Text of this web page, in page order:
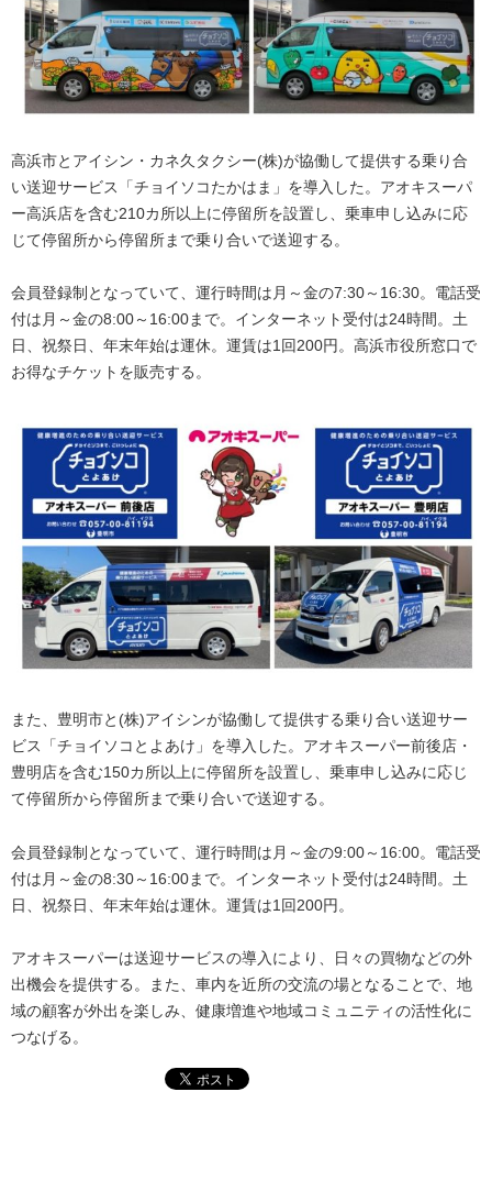
高浜市とアイシン・カネ久タクシー(株)が協働して提供する乗り合
い送迎サービス「チョイソコたかはま」を導入した。アオキスーパ
ー高浜店を含む210カ所以上に停留所を設置し、乗車申し込みに応
じて停留所から停留所まで乗り合いで送迎する。
会員登録制となっていて、運行時間は月～金の7:30～16:30。電話受
付は月～金の8:00～16:00まで。インターネット受付は24時間。土
日、祝祭日、年末年始は運休。運賃は1回200円。高浜市役所窓口で
お得なチケットを販売する。
また、豊明市と(株)アイシンが協働して提供する乗り合い送迎サー
ビス「チョイソコとよあけ」を導入した。アオキスーパー前後店・
豊明店を含む150カ所以上に停留所を設置し、乗車申し込みに応じ
て停留所から停留所まで乗り合いで送迎する。
会員登録制となっていて、運行時間は月～金の9:00～16:00。電話受
付は月～金の8:30～16:00まで。インターネット受付は24時間。土
日、祝祭日、年末年始は運休。運賃は1回200円。
アオキスーパーは送迎サービスの導入により、日々の買物などの外
出機会を提供する。また、車内を近所の交流の場となることで、地
域の顧客が外出を楽しみ、健康増進や地域コミュニティの活性化に
つなげる。